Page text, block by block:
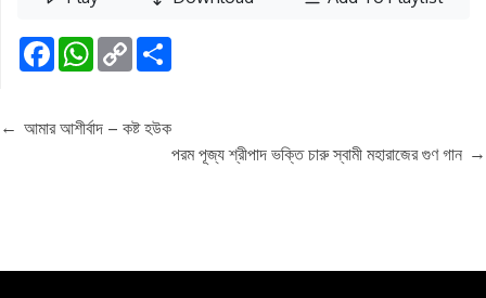
FacebookWhatsApp
Copy
Link
← আমার আশীর্বাদ – কষ্ট হউক
পরম পূজ্য শ্রীপাদ ভক্তি চারু স্বামী মহারাজের গুণ গান →